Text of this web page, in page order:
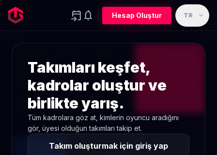
event_upcoming notifications Hesap Oluştur TR expand_more
Takımları keşfet,
kadrolar oluştur ve
birlikte yarış.
Tüm kadrolara göz at, kimlerin oyuncu aradığını
gör, üyesi olduğun takımları takip et.
Takım oluşturmak için giriş yap